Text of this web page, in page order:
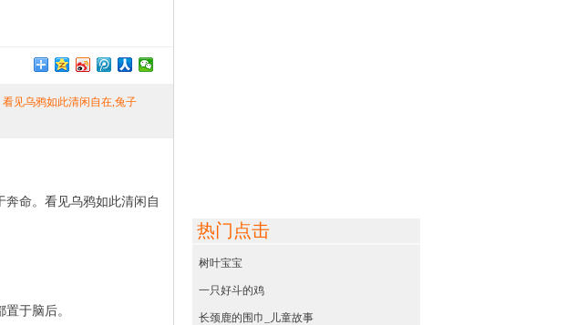
见乌鸦如此清闲自在,兔子
命。看见乌鸦如此清闲自
置于脑后。
热门点击
树叶宝宝
一只好斗的鸡
长颈鹿的围巾_儿童故事